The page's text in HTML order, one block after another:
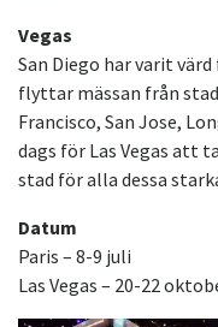
Vegas
San Diego har varit
flyttar mässan från
Francisco, San Jose,
dags för Las Vegas att
stad för alla dessa
Datum
Paris – 8-9 juli
Las Vegas – 20-22